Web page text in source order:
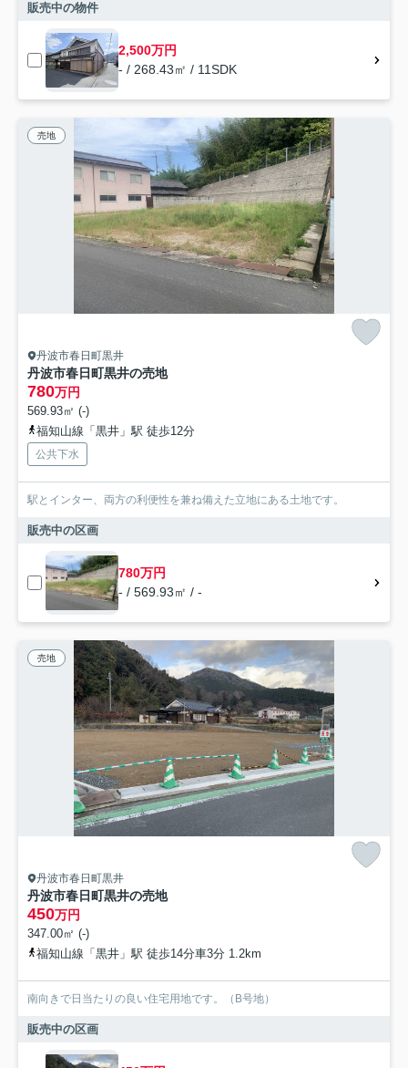
販売中の物件
2,500万円
- / 268.43㎡ / 11SDK
売地
丹波市春日町黒井
丹波市春日町黒井の売地
780万円
569.93㎡ (-)
福知山線「黒井」駅 徒歩12分
公共下水
駅とインター、両方の利便性を兼ね備えた立地にある土地です。
販売中の区画
780万円
- / 569.93㎡ / -
売地
丹波市春日町黒井
丹波市春日町黒井の売地
450万円
347.00㎡ (-)
福知山線「黒井」駅 徒歩14分車3分 1.2km
南向きで日当たりの良い住宅用地です。（B号地）
販売中の区画